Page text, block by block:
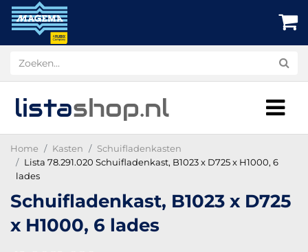
listashop.nl
Home Kasten
Schuifladenkasten
Lista 78.291.020 Schuifladenkast, B1023 x D725 x H1000, 6
lades
Schuifladenkast, B1023 x D725
x H1000, 6 lades